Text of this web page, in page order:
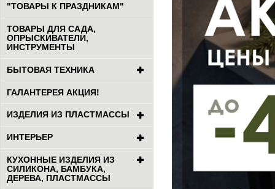
"ТОВАРЫ К ПРАЗДНИКАМ"
ТОВАРЫ ДЛЯ САДА,
ОПРЫСКИВАТЕЛИ,
ИНСТРУМЕНТЫ
БЫТОВАЯ ТЕХНИКА
ГАЛАНТЕРЕЯ АКЦИЯ!
ИЗДЕЛИЯ ИЗ ПЛАСТМАССЫ
ИНТЕРЬЕР
КУХОННЫЕ ИЗДЕЛИЯ ИЗ
СИЛИКОНА, БАМБУКА,
ДЕРЕВА, ПЛАСТМАССЫ